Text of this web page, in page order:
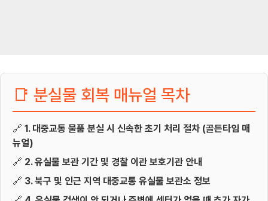
📑 분실물 회복 매뉴얼 목차
🔗 1. 대중교통 물품 분실 시 신속한 초기 처리 절차 (골든타임 매
뉴얼)
🔗 2. 유실물 보관 기간 및 경찰 이관 보호기관 안내
🔗 3. 북구 및 인근 지역 대중교통 유실물 보관소 정보